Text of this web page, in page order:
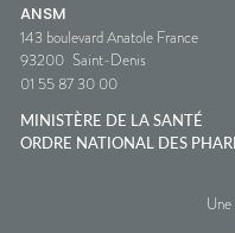
ANSM
143 boulevard Anatole France
93200 Saint-Denis
01 55 87 30 00
MINISTÈRE DE LA SANTÉ
ORDRE NATIONAL DES